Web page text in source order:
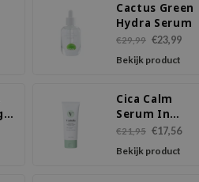
Cactus Green
Hydra Serum
€29,99 €23,99
Bekijk product
Cica Calm
Serum In
Cream
€21,95 €17,56
Bekijk product